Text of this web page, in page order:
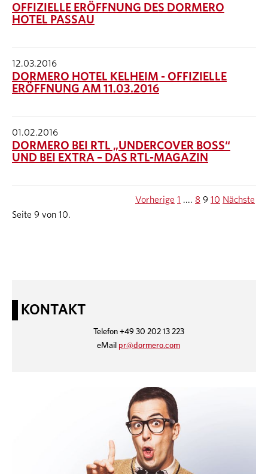
OFFIZIELLE ERÖFFNUNG DES DORMERO
HOTEL PASSAU
12.03.2016
DORMERO HOTEL KELHEIM - OFFIZIELLE
ERÖFFNUNG AM 11.03.2016
01.02.2016
DORMERO BEI RTL „UNDERCOVER BOSS“
UND BEI EXTRA – DAS RTL-MAGAZIN
Seite 9 von 10.
Vorherige 1 .... 8 9 10 Nächste
KONTAKT
Telefon +49 30 202 13 223
eMail pr@dormero.com